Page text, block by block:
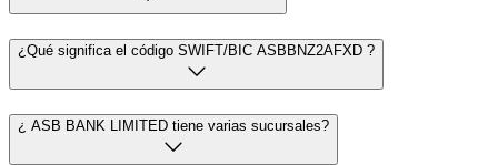
¿Qué significa el código SWIFT/BIC ASBBNZ2AFXD ?
¿ ASB BANK LIMITED tiene varias sucursales?